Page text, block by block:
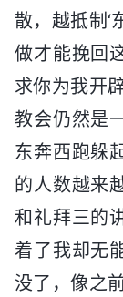
散，越抵制‘
做才能挽回
求你为我开
教会仍然是
东奔西跑躲
的人数越来
和礼拜三的
着了我却无
没了，像之